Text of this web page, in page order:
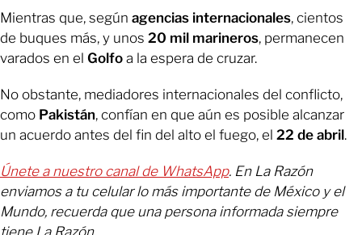
Mientras que, según agencias internacionales, cientos
de buques más, y unos 20 mil marineros, permanecen
varados en el Golfo a la espera de cruzar.
No obstante, mediadores internacionales del conflicto,
como Pakistán, confían en que aún es posible alcanzar
un acuerdo antes del fin del alto el fuego, el 22 de abril.
Únete a nuestro canal de WhatsApp. En La Razón
enviamos a tu celular lo más importante de México y el
Mundo, recuerda que una persona informada siempre
tiene La Razón.